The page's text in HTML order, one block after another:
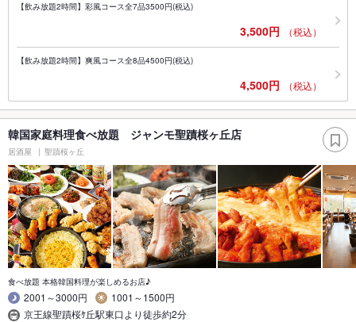
【飲み放題2時間】彩風コース全7品3500円(税込)
3,500円 （税込）
【飲み放題2時間】爽風コース全8品4500円(税込)
4,500円 （税込）
韓国家庭料理食べ放題 ジャンモ聖蹟桜ヶ丘店
居酒屋 聖蹟桜ヶ丘
食べ放題 本格韓国料理が楽しめるお店♪
2001～3000円
1001～1500円
京王線聖蹟桜ｹ丘駅東口より徒歩約2分